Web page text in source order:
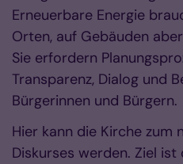
Erneuerbare Energie
Orten, auf Gebäuden
Sie erfordern
Transparenz, Dialog und
Bürgerinnen und Bürgern.
Hier kann die Kirche zum
Diskurses werden. Ziel ist